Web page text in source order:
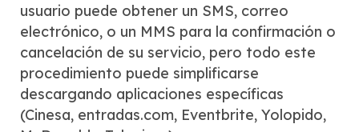
usuario puede obtener un SMS, correo
electrónico, o un MMS para la confirmación o
cancelación de su servicio, pero todo este
procedimiento puede simplificarse
descargando aplicaciones específicas
(Cinesa, entradas.com, Eventbrite, Yolopido,